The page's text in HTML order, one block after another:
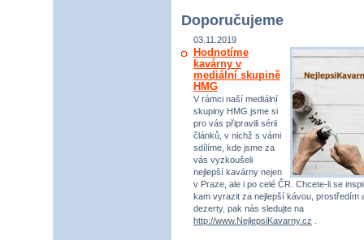
Doporučujeme
03.11.2019
Hodnotíme
kavárny v
mediální skupině
HMG
V rámci naší mediální
skupiny HMG jsme si
pro vás připravili sérii
článků, v nichž s vámi
sdílíme, kde jsme za
vás vyzkoušeli
nejlepší kavárny nejen
v Praze, ale i po celé ČR. Chcete-li se
kam vyrazit za nejlepší kávou, prostředím
dezerty, pak nás sledujte na
http://www.NejlepsiKavarny.cz